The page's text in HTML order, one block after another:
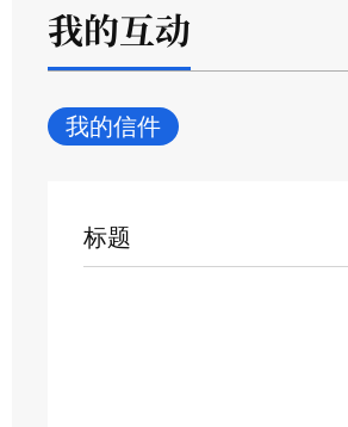
我的互动
我的信件
标题